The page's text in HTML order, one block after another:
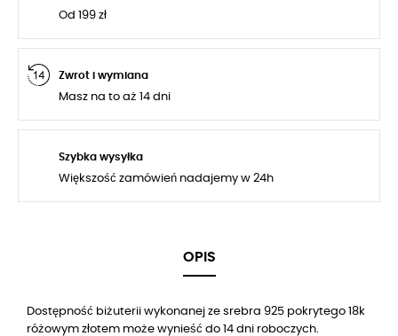
Od 199 zł
Zwrot i wymiana
Masz na to aż 14 dni
Szybka wysyłka
Większość zamówień nadajemy w 24h
OPIS
Dostępność biżuterii wykonanej ze srebra 925 pokrytego 18k
różowym złotem może wynieść do 14 dni roboczych.